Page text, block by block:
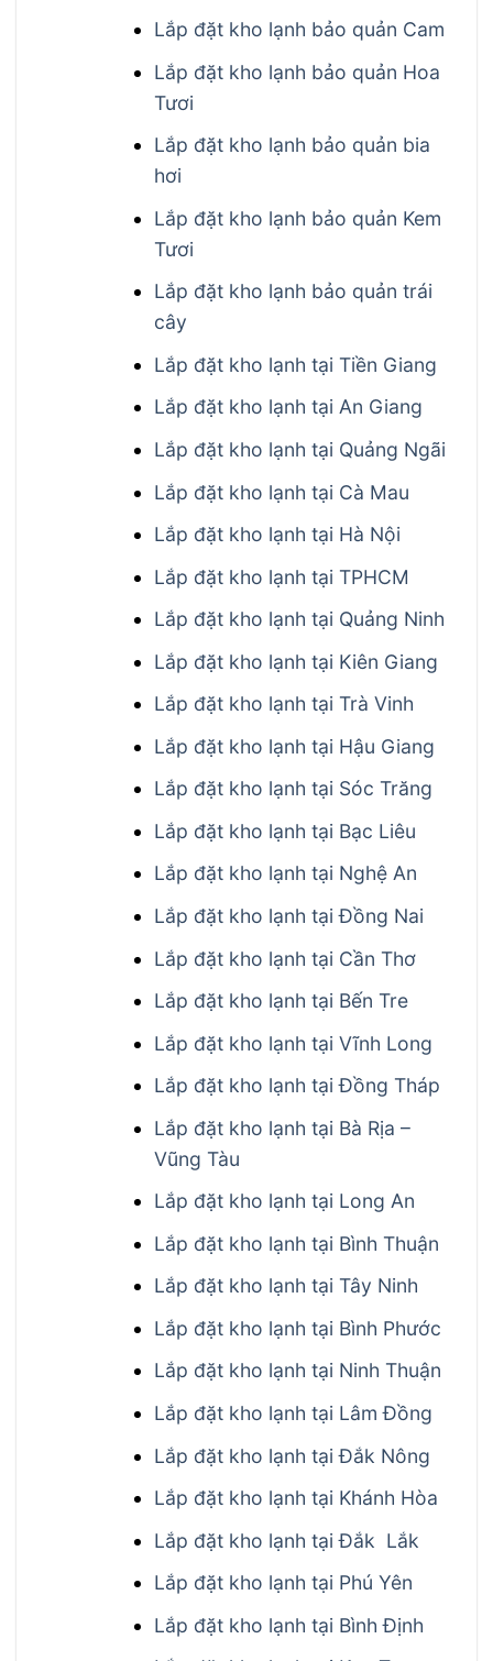
Lắp đặt kho lạnh bảo quản Cam
Lắp đặt kho lạnh bảo quản Hoa
Tươi
Lắp đặt kho lạnh bảo quản bia
hơi
Lắp đặt kho lạnh bảo quản Kem
Tươi
Lắp đặt kho lạnh bảo quản trái
cây
Lắp đặt kho lạnh tại Tiền Giang
Lắp đặt kho lạnh tại An Giang
Lắp đặt kho lạnh tại Quảng Ngãi
Lắp đặt kho lạnh tại Cà Mau
Lắp đặt kho lạnh tại Hà Nội
Lắp đặt kho lạnh tại TPHCM
Lắp đặt kho lạnh tại Quảng Ninh
Lắp đặt kho lạnh tại Kiên Giang
Lắp đặt kho lạnh tại Trà Vinh
Lắp đặt kho lạnh tại Hậu Giang
Lắp đặt kho lạnh tại Sóc Trăng
Lắp đặt kho lạnh tại Bạc Liêu
Lắp đặt kho lạnh tại Nghệ An
Lắp đặt kho lạnh tại Đồng Nai
Lắp đặt kho lạnh tại Cần Thơ
Lắp đặt kho lạnh tại Bến Tre
Lắp đặt kho lạnh tại Vĩnh Long
Lắp đặt kho lạnh tại Đồng Tháp
Lắp đặt kho lạnh tại Bà Rịa –
Vũng Tàu
Lắp đặt kho lạnh tại Long An
Lắp đặt kho lạnh tại Bình Thuận
Lắp đặt kho lạnh tại Tây Ninh
Lắp đặt kho lạnh tại Bình Phước
Lắp đặt kho lạnh tại Ninh Thuận
Lắp đặt kho lạnh tại Lâm Đồng
Lắp đặt kho lạnh tại Đắk Nông
Lắp đặt kho lạnh tại Khánh Hòa
Lắp đặt kho lạnh tại Đắk Lắk
Lắp đặt kho lạnh tại Phú Yên
Lắp đặt kho lạnh tại Bình Định